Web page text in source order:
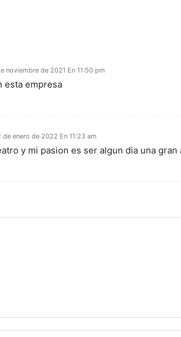
noviembre de 2021 En 11:50 pm
esta empresa
de enero de 2022 En 11:23 am
y mi pasion es ser algun dia una gran